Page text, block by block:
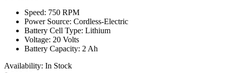
Speed: 750 RPM
Power Source: Cordless-Electric
Battery Cell Type: Lithium
Voltage: 20 Volts
Battery Capacity: 2 Ah
Availability: In Stock